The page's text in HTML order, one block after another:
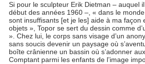
Si pour le sculpteur Erik Dietman – auquel
début des années 1960 –, « dans le
sont insuffisants [et je les] aide à ma façon
objets », Topor se sert du dessin comme
». Chez lui, le corps sans visage d’un
sans soucis devenir un paysage où
boîte crânienne un bassin où s’adonner
Comptant parmi les enfants de l’image